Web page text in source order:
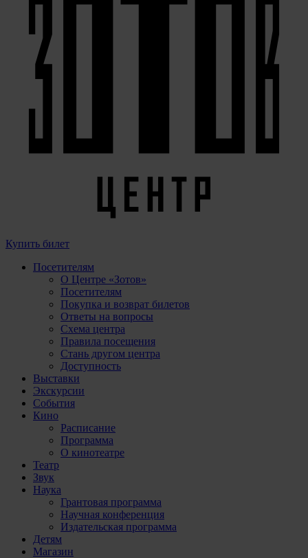
Купить билет
Посетителям
О Центре «Зотов»
Посетителям
Покупка и возврат билетов
Ответы на вопросы
Схема центра
Правила посещения
Стань другом центра
Доступность
Выставки
Экскурсии
События
Кино
Расписание
Программа
О кинотеатре
Театр
Звук
Наука
Грантовая программа
Научная конференция
Издательская программа
Детям
Магазин